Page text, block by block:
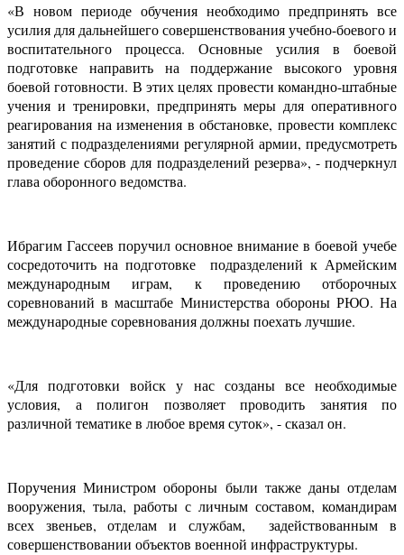
«В новом периоде обучения необходимо предпринять все
усилия для дальнейшего совершенствования учебно-боевого и
воспитательного процесса. Основные усилия в боевой
подготовке направить на поддержание высокого уровня
боевой готовности. В этих целях провести командно-штабные
учения и тренировки, предпринять меры для оперативного
реагирования на изменения в обстановке, провести комплекс
занятий с подразделениями регулярной армии, предусмотреть
проведение сборов для подразделений резерва», - подчеркнул
глава оборонного ведомства.
Ибрагим Гассеев поручил основное внимание в боевой учебе
сосредоточить на подготовке подразделений к Армейским
международным играм, к проведению отборочных
соревнований в масштабе Министерства обороны РЮО. На
международные соревнования должны поехать лучшие.
«Для подготовки войск у нас созданы все необходимые
условия, а полигон позволяет проводить занятия по
различной тематике в любое время суток», - сказал он.
Поручения Министром обороны были также даны отделам
вооружения, тыла, работы с личным составом, командирам
всех звеньев, отделам и службам, задействованным в
совершенствовании объектов военной инфраструктуры.